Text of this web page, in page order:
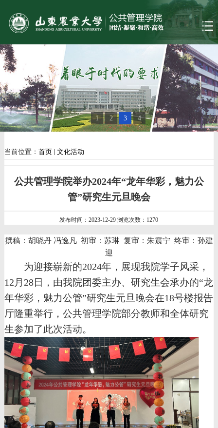
1 2 3 4
当前位置： 首页 文化活动
公共管理学院举办2024年“龙年华彩，魅力公
管”研究生元旦晚会
发布时间：2023-12-29 浏览次数： 1270
撰稿：胡晓丹 冯逸凡 初审：苏琳 复审：朱震宁 终审：孙建
迎
为迎接崭新的2024年，展现我院学子风采，
12月28日，由我院团委主办、研究生会承办的“龙
年华彩，魅力公管”研究生元旦晚会在18号楼报告
厅隆重举行，公共管理学院部分教师和全体研究
生参加了此次活动。